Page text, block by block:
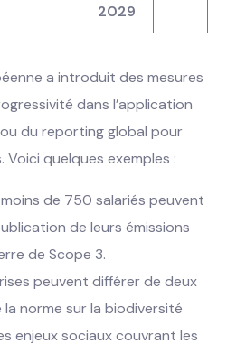
2029
a introduit des mesures
dans l’application
du reporting global pour
quelques exemples :
de 750 salariés peuvent
de leurs émissions
de Scope 3.
peuvent différer de deux
la norme sur la biodiversité
enjeux sociaux couvrant les